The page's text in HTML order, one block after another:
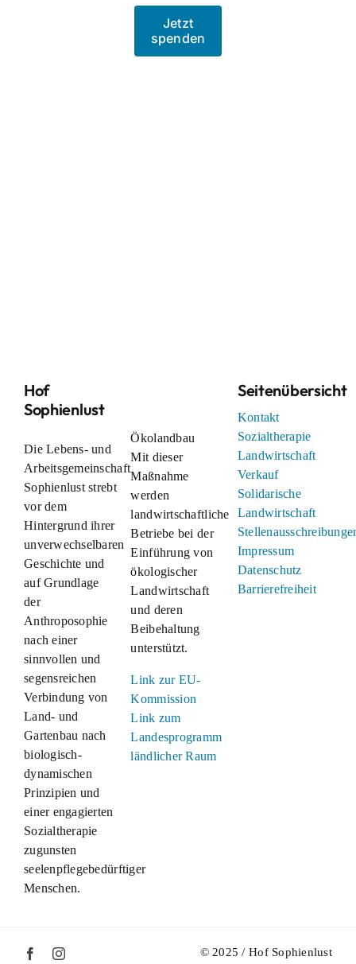
Jetzt
spenden
Hof
Sophienlust
Die Lebens- und
Arbeitsgemeinschaft
Sophienlust strebt
vor dem
Hintergrund ihrer
unverwechselbaren
Geschichte und
auf Grundlage
der
Anthroposophie
nach einer
sinnvollen und
segensreichen
Verbindung von
Land- und
Gartenbau nach
biologisch-
dynamischen
Prinzipien und
einer engagierten
Sozialtherapie
zugunsten
seelenpflegebedürftiger
Menschen.
Ökolandbau
Mit dieser
Maßnahme
werden
landwirtschaftliche
Betriebe bei der
Einführung von
ökologischer
Landwirtschaft
und deren
Beibehaltung
unterstützt.
Link zur EU-
Kommission
Link zum
Landesprogramm
ländlicher Raum
Seitenübersicht
Kontakt
Sozialtherapie
Landwirtschaft
Verkauf
Solidarische
Landwirtschaft
Impressum
Datenschutz
Barrierefreiheit
© 2025 / Hof Sophienlust